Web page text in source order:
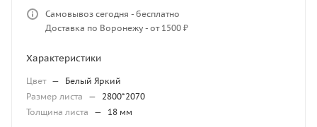
Самовывоз сегодня - бесплатно
Доставка по Воронежу - от 1500 ₽
Характеристики
Цвет —
Белый Яркий
Размер листа
— 2800*2070
Толщина листа
— 18 мм